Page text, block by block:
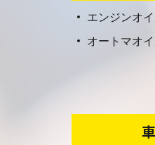
エンジンオ
オートマオ